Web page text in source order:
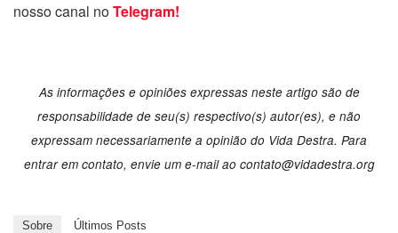
nosso canal noTelegram!
As informações e opiniões expressas neste artigo são de
responsabilidade de seu(s) respectivo(s) autor(es), e não
expressam necessariamente a opinião do Vida Destra. Para
entrar em contato, envie um e-mail ao contato@vidadestra.org
Sobre Últimos Posts